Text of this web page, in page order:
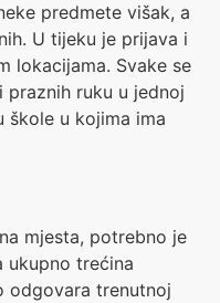
predmete višak, a
U tijeku je prijava i
lokacijama. Svake se
ruku u jednoj
škole u kojima ima
mjesta, potrebno je
ukupno trećina
odgovara trenutnoj